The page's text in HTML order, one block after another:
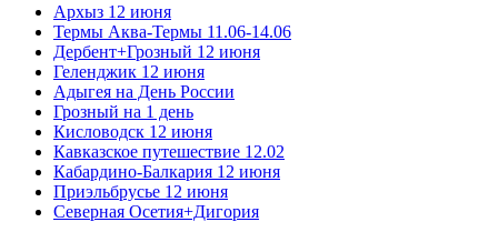
Архыз 12 июня
Термы Аква-Термы 11.06-14.06
Дербент+Грозный 12 июня
Геленджик 12 июня
Адыгея на День России
Грозный на 1 день
Кисловодск 12 июня
Кавказское путешествие 12.02
Кабардино-Балкария 12 июня
Приэльбрусье 12 июня
Северная Осетия+Дигория